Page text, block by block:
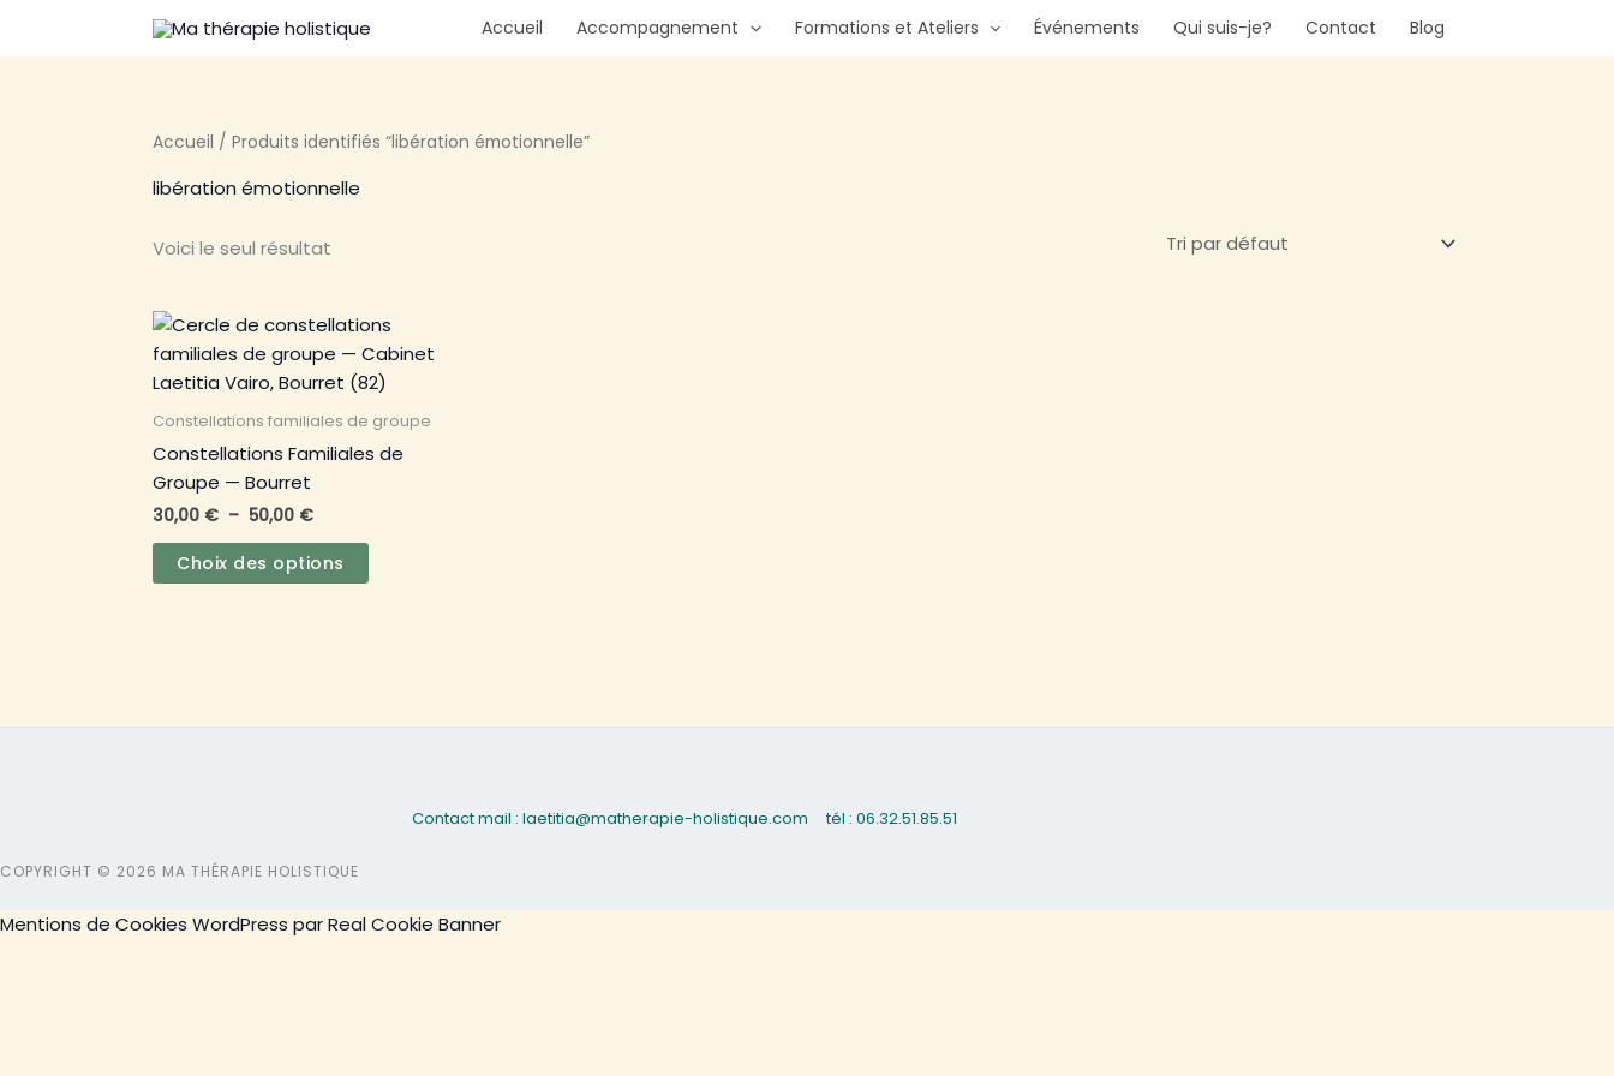
Accueil Accompagnement Formations et Ateliers Événements Qui suis-je? Contact Blog
Accueil / Produits identifiés “libération émotionnelle”
libération émotionnelle
Voici le seul résultat
Constellations familiales de groupe
Constellations Familiales de
Groupe — Bourret
30,00 € – 50,00 €
Plage
prix :
30,00 €
50,00 €
Choix des options
Ce
produit
a
Les
choisies
produit
Contact mail : laetitia@matherapie-holistique.comtél : 06.32.51.85.51
COPYRIGHT © 2026 MA THÉRAPIE HOLISTIQUE
Mentions de Cookies WordPress par Real Cookie Banner